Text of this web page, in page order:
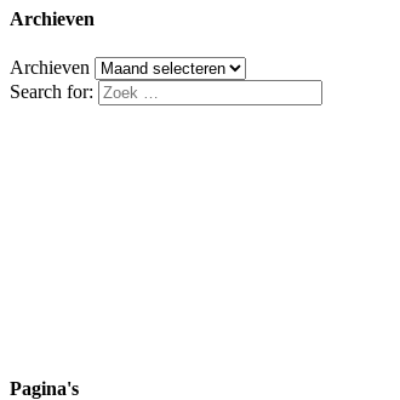
Archieven
Archieven
Search for:
Pagina's